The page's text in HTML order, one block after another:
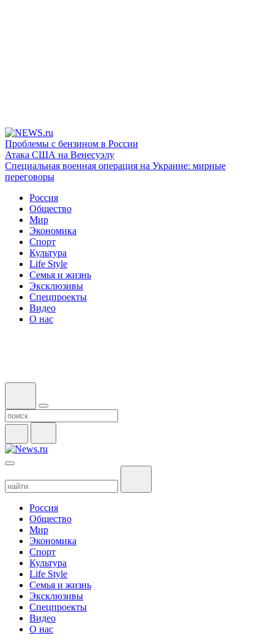
Проблемы с бензином в России
Атака США на Венесуэлу
Специальная военная операция на Украине: мирные
переговоры
Россия
Общество
Мир
Экономика
Спорт
Культура
Life Style
Семья и жизнь
Эксклюзивы
Спецпроекты
Видео
О нас
Россия
Общество
Мир
Экономика
Спорт
Культура
Life Style
Семья и жизнь
Эксклюзивы
Спецпроекты
Видео
О нас